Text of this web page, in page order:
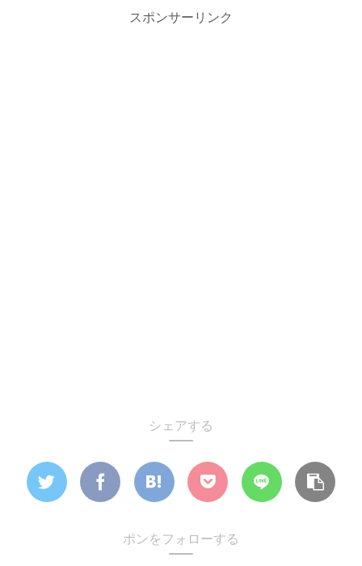
スポンサーリンク
シェアする
ポンをフォローする